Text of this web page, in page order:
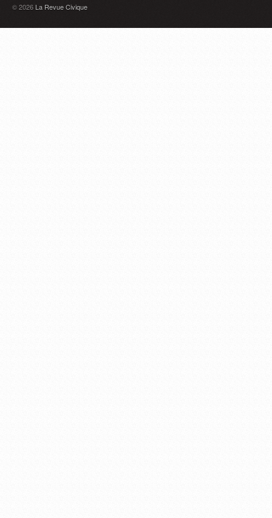
© 2026 La Revue Civique